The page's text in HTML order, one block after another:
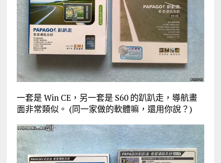
一套是 Win CE，另一套是 S60 的趴趴走，導航畫
面非常類似。 (同一家做的軟體嘛，還用你說？)